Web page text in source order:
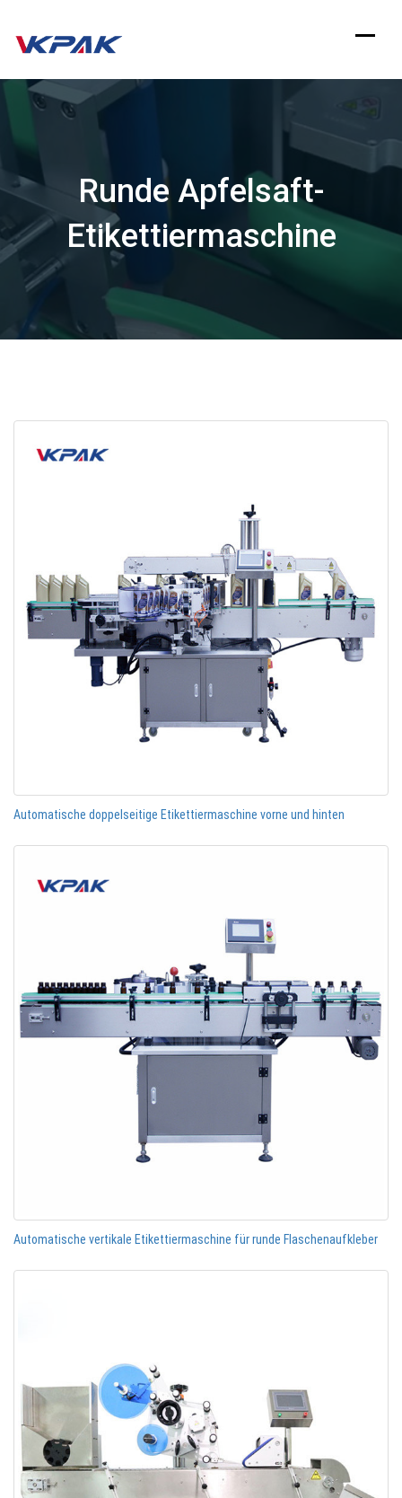
Runde Apfelsaft-
Etikettiermaschine
Automatische doppelseitige Etikettiermaschine vorne und hinten
Automatische vertikale Etikettiermaschine für runde Flaschenaufkleber